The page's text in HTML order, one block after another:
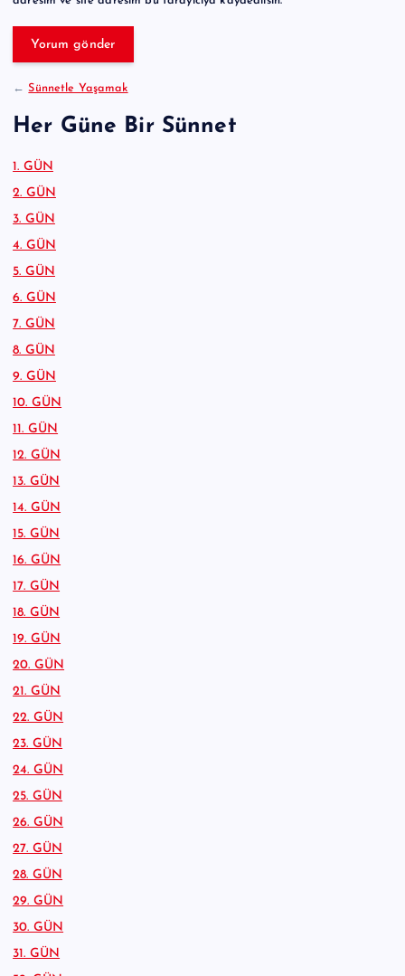
←Sünnetle Yaşamak
Her Güne Bir Sünnet
1. GÜN
2. GÜN
3. GÜN
4. GÜN
5. GÜN
6. GÜN
7. GÜN
8. GÜN
9. GÜN
10. GÜN
11. GÜN
12. GÜN
13. GÜN
14. GÜN
15. GÜN
16. GÜN
17. GÜN
18. GÜN
19. GÜN
20. GÜN
21. GÜN
22. GÜN
23. GÜN
24. GÜN
25. GÜN
26. GÜN
27. GÜN
28. GÜN
29. GÜN
30. GÜN
31. GÜN